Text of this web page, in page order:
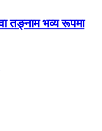
तङ्नाम भव्य रूपमा